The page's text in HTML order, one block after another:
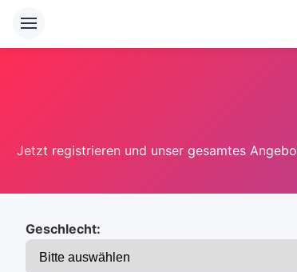
Jetzt registrieren und unser gesamtes
Geschlecht: